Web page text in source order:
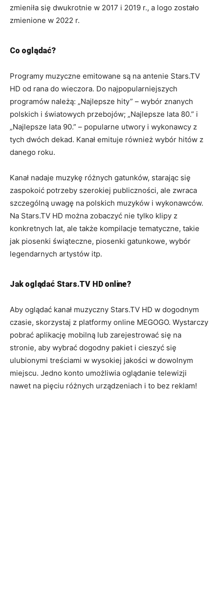
zmieniła się dwukrotnie w 2017 i 2019 r., a logo zostało
zmienione w 2022 r.
Co oglądać?
Programy muzyczne emitowane są na antenie Stars.TV
HD od rana do wieczora. Do najpopularniejszych
programów należą: „Najlepsze hity” – wybór znanych
polskich i światowych przebojów; „Najlepsze lata 80.” i
„Najlepsze lata 90.” – popularne utwory i wykonawcy z
tych dwóch dekad. Kanał emituje również wybór hitów z
danego roku.
Kanał nadaje muzykę różnych gatunków, starając się
zaspokoić potrzeby szerokiej publiczności, ale zwraca
szczególną uwagę na polskich muzyków i wykonawców.
Na Stars.TV HD można zobaczyć nie tylko klipy z
konkretnych lat, ale także kompilacje tematyczne, takie
jak piosenki świąteczne, piosenki gatunkowe, wybór
legendarnych artystów itp.
Jak oglądać Stars.TV HD online?
Aby oglądać kanał muzyczny Stars.TV HD w dogodnym
czasie, skorzystaj z platformy online MEGOGO. Wystarczy
pobrać aplikację mobilną lub zarejestrować się na
stronie, aby wybrać dogodny pakiet i cieszyć się
ulubionymi treściami w wysokiej jakości w dowolnym
miejscu. Jedno konto umożliwia oglądanie telewizji
nawet na pięciu różnych urządzeniach i to bez reklam!